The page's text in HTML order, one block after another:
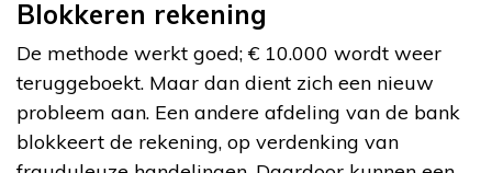
Blokkeren rekening
De methode werkt goed; € 10.000 wordt weer
teruggeboekt. Maar dan dient zich een nieuw
probleem aan. Een andere afdeling van de bank
blokkeert de rekening, op verdenking van